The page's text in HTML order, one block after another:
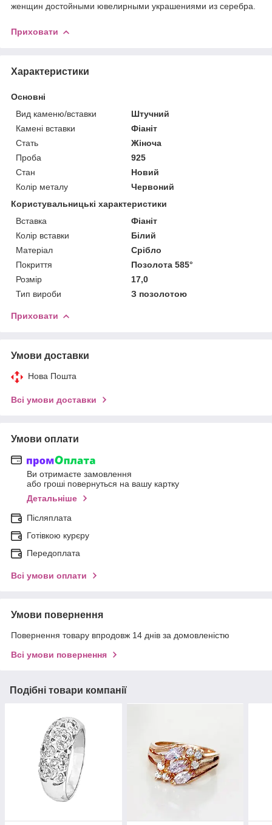
женщин достойными ювелирными украшениями из серебра.
Приховати
Характеристики
Основні
Вид каменю/вставки
Штучний
Камені вставки
Фіаніт
Стать
Жіноча
Проба
925
Стан
Новий
Колір металу
Червоний
Користувальницькі характеристики
Вставка
Фіаніт
Колір вставки
Білий
Матеріал
Срібло
Покриття
Позолота 585°
Розмір
17,0
Тип вироби
З позолотою
Приховати
Умови доставки
Нова Пошта
Всі умови доставки
Умови оплати
Ви отримаєте замовлення
або гроші повернуться на вашу картку
Детальніше
Післяплата
Готівкою курєру
Передоплата
Всі умови оплати
Умови повернення
Повернення товару впродовж 14 днів за домовленістю
Всі умови повернення
Подібні товари компанії